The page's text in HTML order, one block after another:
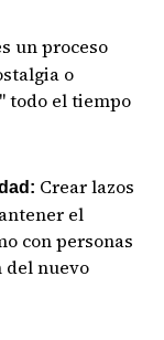
un proceso
o
todo el tiempo
Crear lazos
el
con personas
del nuevo